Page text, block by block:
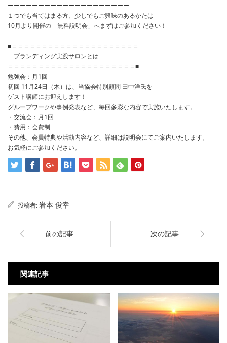
ーーーーーーーーーーーーーーーーーーーー
１つでも当てはまる方、少しでもご興味のあるかたは
10月より開催の「無料説明会」へまずはご参加ください！
■＝＝＝＝＝＝＝＝＝＝＝＝＝＝＝＝＝＝＝＝＝
ブランディング実践サロンとは
＝＝＝＝＝＝＝＝＝＝＝＝＝＝＝＝＝＝＝＝＝■
勉強会：月1回
初回 11月24日（木）は、当協会特別顧問 田中洋氏を
ゲスト講師にお迎えします！
グループワークや事例発表など、毎回多彩な内容で実施いたします。
・交流会：月1回
・費用：会費制
その他、会員特典や活動内容など、詳細は説明会にてご案内いたします。
お気軽にご参加ください。
投稿者:岩本 俊幸
前の記事 次の記事
関連記事